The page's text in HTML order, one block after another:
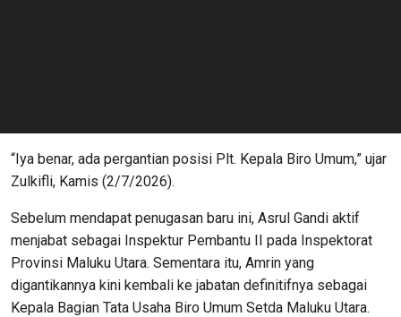
“Iya benar, ada pergantian posisi Plt. Kepala Biro Umum,” ujar
Zulkifli, Kamis (2/7/2026).
Sebelum mendapat penugasan baru ini, Asrul Gandi aktif
menjabat sebagai Inspektur Pembantu II pada Inspektorat
Provinsi Maluku Utara. Sementara itu, Amrin yang
digantikannya kini kembali ke jabatan definitifnya sebagai
Kepala Bagian Tata Usaha Biro Umum Setda Maluku Utara.